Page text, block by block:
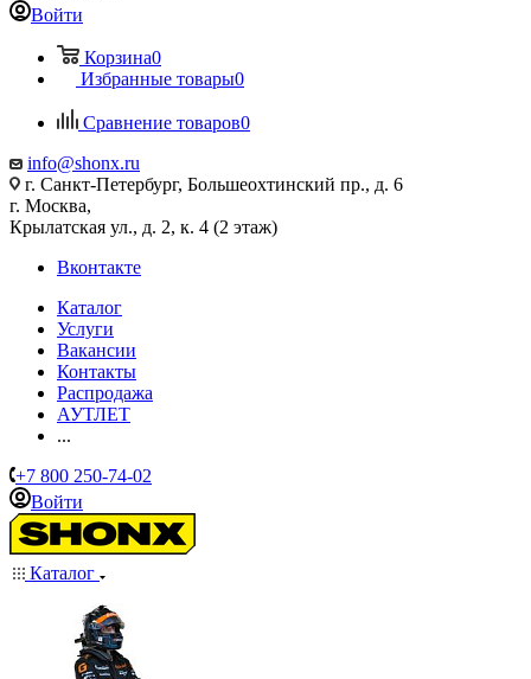
Войти
Корзина0
Избранные товары0
Сравнение товаров0
info@shonx.ru
г. Санкт-Петербург, Большеохтинский пр., д. 6
г. Москва,
Крылатская ул., д. 2, к. 4 (2 этаж)
Вконтакте
Каталог
Услуги
Вакансии
Контакты
Распродажа
АУТЛЕТ
...
+7 800 250-74-02
Войти
Каталог